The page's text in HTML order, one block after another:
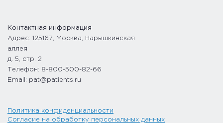
Контактная информация
Адрес: 125167, Москва, Нарышкинская
аллея
д. 5, стр. 2
Телефон: 8-800-500-82-66
Email: pat@patients.ru
Политика конфиденциальности
Согласие на обработку персональных данных